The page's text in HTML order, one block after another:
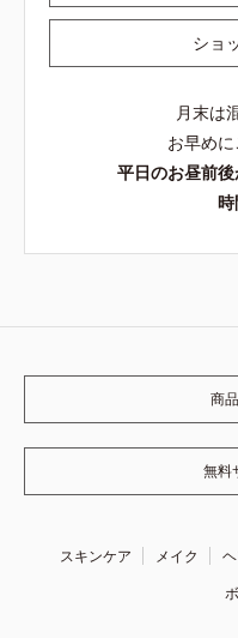
ショ
月末は
お早めに
平日のお昼前
時
商
無料
スキンケア メイク